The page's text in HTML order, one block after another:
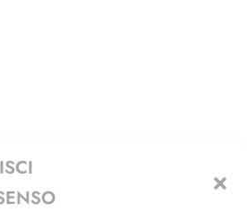
Sul Naviglio (MI)